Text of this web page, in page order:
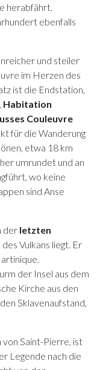
herabfährt.
ebenfalls
und steiler
im Herzen des
ist die Endstation,
Habitation
Couleuvre
für die Wanderung
etwa 18 km
umrundet und an
wo keine
sind Anse
der letzten
des Vulkans liegt. Er
der Insel aus dem
Kirche aus den
Sklavenaufstand,
von Saint-Pierre, ist
Legende nach die